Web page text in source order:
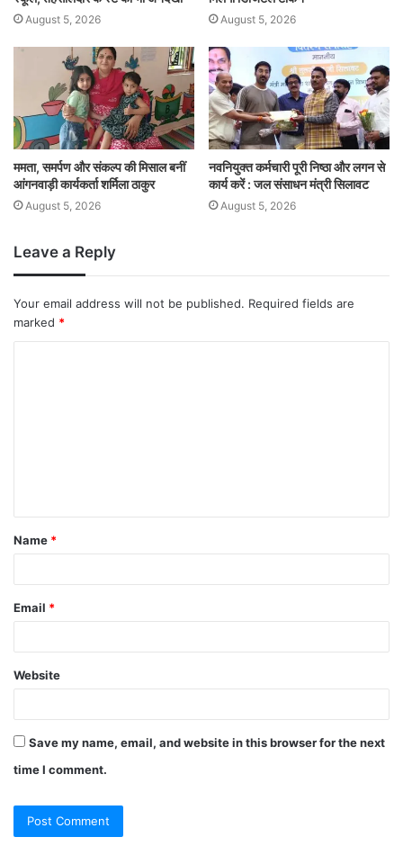
August 5, 2026 August 5, 2026
ममता, समर्पण और संकल्प की मिसाल बनीं
आंगनवाड़ी कार्यकर्ता शर्मिला ठाकुर
August 5, 2026
नवनियुक्त कर्मचारी पूरी निष्ठा और लगन से
कार्य करें : जल संसाधन मंत्री सिलावट
August 5, 2026
Leave a Reply
Your email address will not be published. Required fields are
marked *
Name *
Email *
Website
Save my name, email, and website in this browser for the next
time I comment.